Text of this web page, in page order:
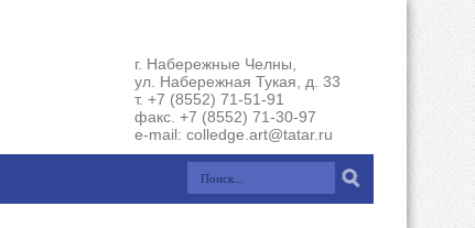
г. Набережные Челны,
ул. Набережная Тукая, д. 33
т. +7 (8552) 71-51-91
факс. +7 (8552) 71-30-97
e-mail: colledge.art@tatar.ru